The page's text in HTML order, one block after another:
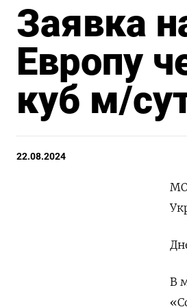
Заявка
Европу
куб м/
22.08.2024
В